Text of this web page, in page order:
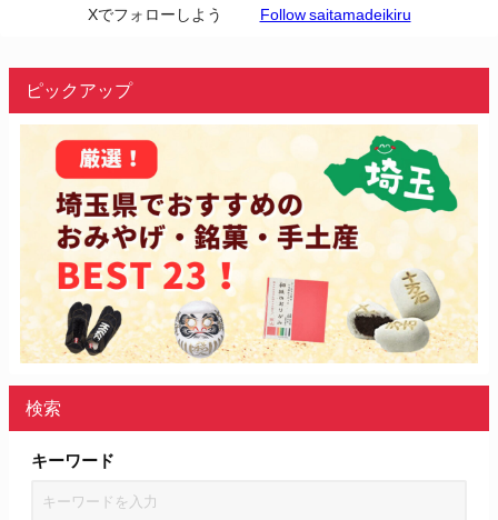
Xでフォローしよう Follow saitamadeikiru
ピックアップ
検索
キーワード